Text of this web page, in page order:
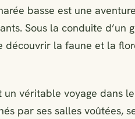
basse est une
Sous la conduite d’un
découvrir la faune et la
un véritable voyage dans
par ses salles voûtées,